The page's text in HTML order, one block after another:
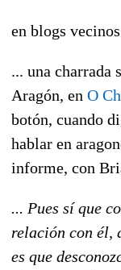
en blogs
... una charrada
Aragón, en O
botón, cuando
hablar en
informe, con
... Pues sí que
relación con él,
es que